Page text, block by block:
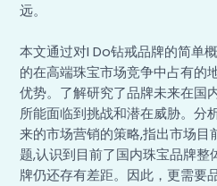
远。
本文通过对I Do钻戒品牌的简单
的在高端珠宝市场竞争中占有的
优势。了解研究了品牌未来在国
所能面临到挑战和潜在威胁。分
来的市场营销的策略,指出市场目
题,认识到目前了国内珠宝品牌整
牌仍还存有差距。因此，更需要